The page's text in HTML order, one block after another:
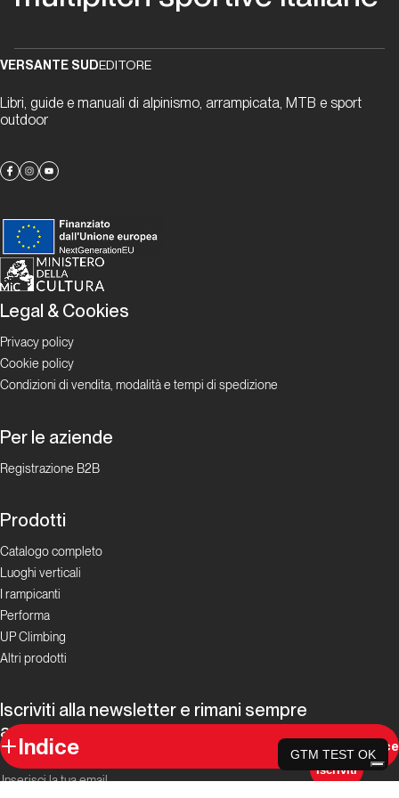
Prigionieri
Hotel
du
Lac
La
Aurea
Lombardia
Io
non
paura
Lombardia
Lombardia
Indice Indice
VERSANTE SUDEDITORE
Libri, guide e manuali di alpinismo, arrampicata, MTB e sport
outdoor
Legal & Cookies
Privacy policy
Cookie policy
Condizioni di vendita, modalità e tempi di spedizione
Per le aziende
Registrazione B2B
Prodotti
Catalogo completo
Luoghi verticali
I rampicanti
Performa
UP Climbing
Altri prodotti
Iscriviti alla newsletter e rimani sempre
aggiornato.
Iscriviti
GTM TEST OK